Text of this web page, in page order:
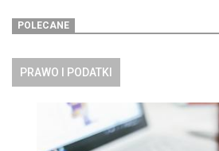
POLECANE
PRAWO I PODATKI